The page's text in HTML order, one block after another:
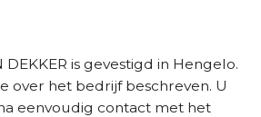
DEKKER is gevestigd in Hengelo.
over het bedrijf beschreven. U
eenvoudig contact met het